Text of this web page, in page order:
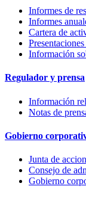
Informes de
Informes
Cartera de
Información
Regulador y prensa
Información
Notas de
Gobierno
Junta de
Consejo de
Gobierno